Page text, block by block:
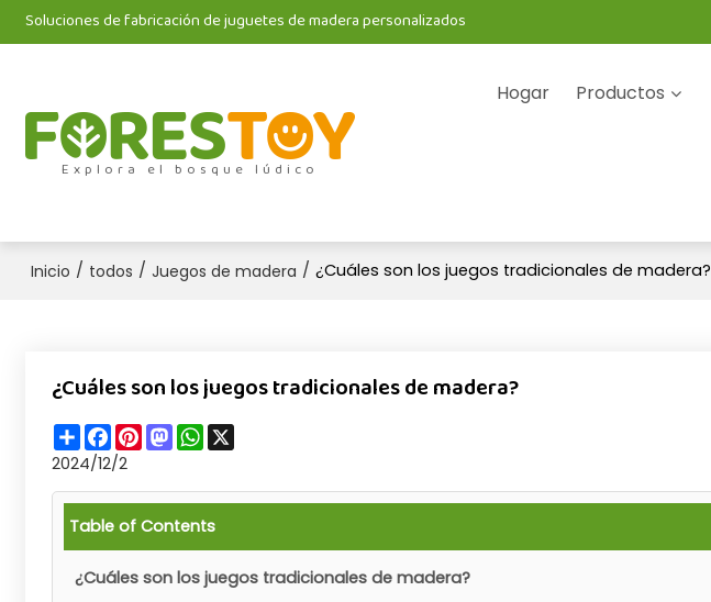
Soluciones de fabricación de juguetes de madera personalizados
Explora el bosque lúdico
Hogar Productos
Inicio / todos / Juegos de madera / ¿Cuáles son los juegos tradicionales de madera?
¿Cuáles son los juegos tradicionales de madera?
ShareFacebook
Pinterest
Mastodon
WhatsApp
X
2024/12/2
Table of Contents
¿Cuáles son los juegos tradicionales de madera?